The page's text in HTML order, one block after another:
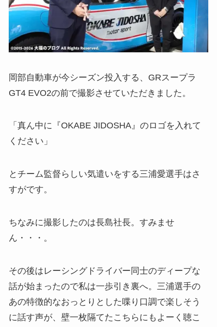
岡部自動車が今シーズン投入する、GRスープラ
GT4 EVO2の前で撮影させていただきました。
「真ん中に『OKABE JIDOSHA』のロゴを入れて
ください」
とチーム監督らしい気遣いをする三浦愛選手はさ
すがです。
ちなみに撮影したのは長島社長。すみませ
ん・・・。
その後はレーシングドライバー同士のディープな
話が始まったので私は一歩引き裏へ。三浦選手の
あの特徴的なおっとりとした喋り口調で楽しそう
に話す声が、壁一枚隔てたこちらにもよーく聴こ